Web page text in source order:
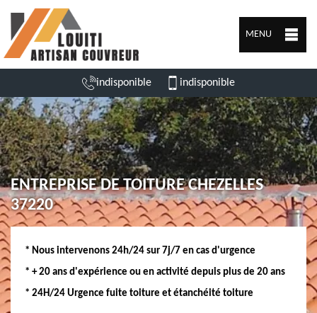
MENU
indisponible indisponible
ENTREPRISE DE TOITURE CHEZELLES
37220
* Nous intervenons 24h/24 sur 7j/7 en cas d'urgence
* + 20 ans d'expérience ou en activité depuis plus de 20 ans
* 24H/24 Urgence fuite toiture et étanchéité toiture